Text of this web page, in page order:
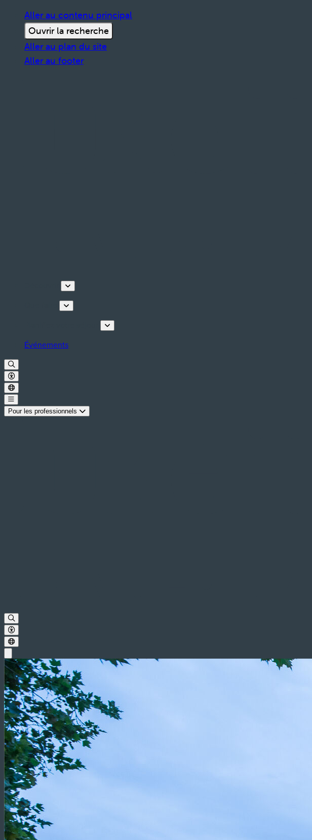
Aller au contenu principal
Ouvrir la recherche
Aller au plan du site
Aller au footer
Événements
Pour les professionnels